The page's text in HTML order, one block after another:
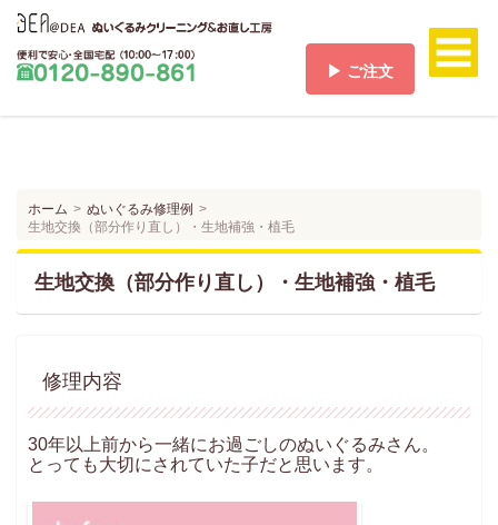
▶ ご注文
ホーム
ご注文
ORDER
ご注文の流れ
VOICE
よくある質問
ホーム
ぬいぐるみ修理例
生地交換（部分作り直し）・生地補強・植毛
生地交換（部分作り直し）・生地補強・植毛
修理内容
30年以上前から一緒にお過ごしのぬいぐるみさん。
とっても大切にされていた子だと思います。